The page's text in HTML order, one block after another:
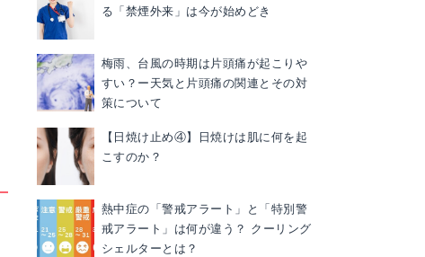
る「禁煙外来」は今が始めどき
梅雨、台風の時期は片頭痛が起こりや
すい？ー天気と片頭痛の関連とその対
策について
【日焼け止め④】日焼けは肌に何を起
こすのか？
熱中症の「警戒アラート」と「特別警
戒アラート」は何が違う？ クーリング
シェルターとは？